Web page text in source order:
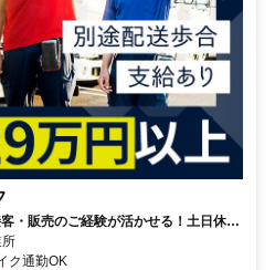
・販売のご経験が活かせる！土日休み
イク通勤OK